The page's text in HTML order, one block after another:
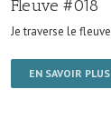
Fleuve #018
Je traverse le fleuve
EN SAVOIR PLUS